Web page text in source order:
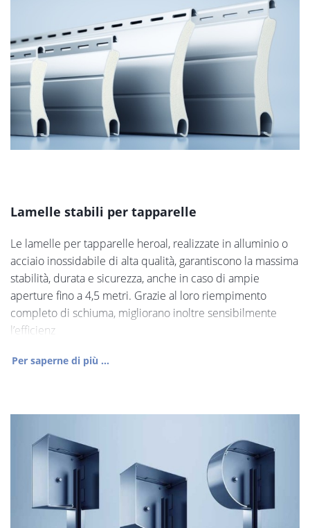
Lamelle stabili per tapparelle
Le lamelle per tapparelle heroal, realizzate in alluminio o
acciaio inossidabile di alta qualità, garantiscono la massima
stabilità, durata e sicurezza, anche in caso di ampie
aperture fino a 4,5 metri. Grazie al loro riempimento
completo di schiuma, migliorano inoltre sensibilmente
l’efficienz
Per saperne di più ...